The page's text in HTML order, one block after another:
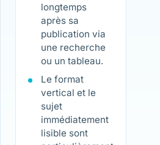
longtemps
après sa
publication via
une recherche
ou un tableau.
Le format
vertical et le
sujet
immédiatement
lisible sont